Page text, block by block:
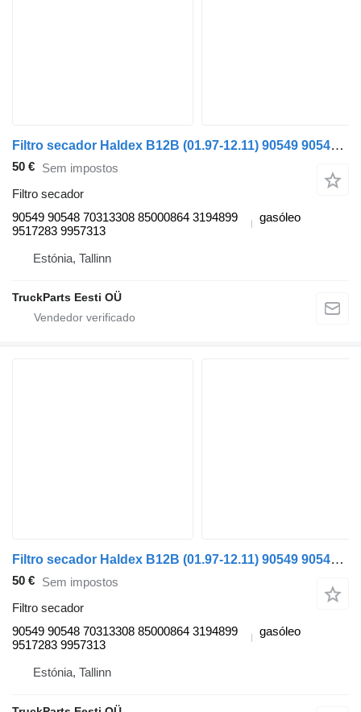
Filtro secador Haldex B12B (01.97-12.11) 90549 90548 para autocarro Volvo B6, B7, B9, B10, B12 bus (1978-2011)
50 € Sem impostos
Filtro secador
90549 90548 70313308 85000864 3194899
9517283 9957313
gasóleo
Estónia, Tallinn
TruckParts Eesti OÜ
Filtro secador Haldex B12B (01.97-12.11) 90549 90548 para autocarro Volvo B6, B7, B9, B10, B12 bus (1978-2011)
50 € Sem impostos
Filtro secador
90549 90548 70313308 85000864 3194899
9517283 9957313
gasóleo
Estónia, Tallinn